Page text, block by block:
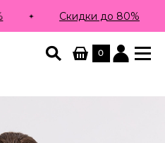
0
Скидки до 80%